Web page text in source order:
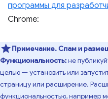
программы для
Chrome:
Примечание. Спам и
Функциональность:не
целью — установить или
страницу или расширение.
функциональностью, например